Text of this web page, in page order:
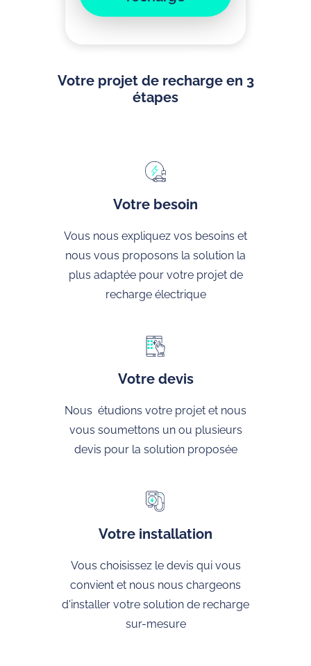
Votre projet de recharge en 3
étapes
Votre besoin
Vous nous expliquez vos besoins et
nous vous proposons la solution la
plus adaptée pour votre projet de
recharge électrique
Votre devis
Nous étudions votre projet et nous
vous soumettons un ou plusieurs
devis pour la solution proposée
Votre installation
Vous choisissez le devis qui vous
convient et nous nous chargeons
d'installer votre solution de recharge
sur-mesure